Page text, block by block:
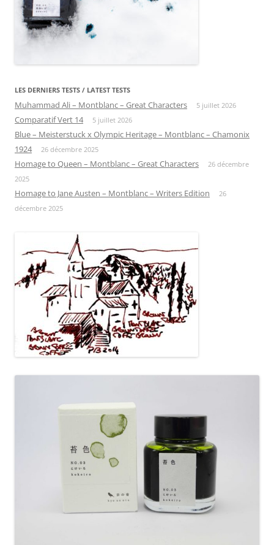
LES DERNIERS TESTS / LATEST TESTS
Muhammad Ali – Montblanc – Great Characters 5 juillet 2026
Comparatif Vert 14 5 juillet 2026
Blue – Meisterstuck x Olympic Heritage – Montblanc – Chamonix
1924
26 décembre 2025
Homage to Queen – Montblanc – Great Characters
26 décembre
2025
Homage to Jane Austen – Montblanc – Writers Edition
26
décembre 2025